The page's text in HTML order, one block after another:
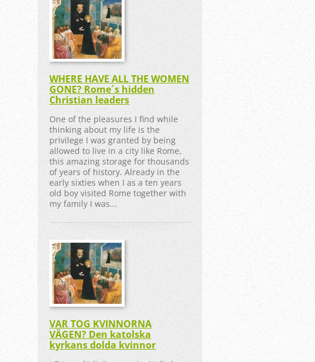
WHERE HAVE ALL THE WOMEN
GONE? Rome´s hidden
Christian leaders
One of the pleasures I find while
thinking about my life is the
privilege I was granted by being
allowed to live in a city like Rome,
this amazing storage for thousands
of years of history. Already in the
early sixties when I as a ten years
old boy visited Rome together with
my family I was...
VAR TOG KVINNORNA
VÄGEN? Den katolska
kyrkans dolda kvinnor